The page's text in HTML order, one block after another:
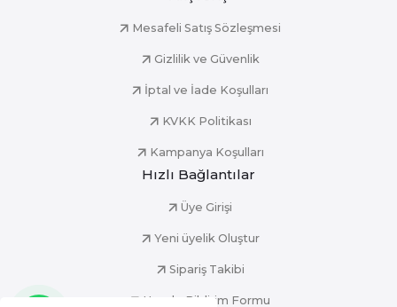
Mesafeli Satış Sözleşmesi
Gizlilik ve Güvenlik
İptal ve İade Koşulları
KVKK Politikası
Kampanya Koşulları
Hızlı Bağlantılar
Üye Girişi
Yeni üyelik Oluştur
Sipariş Takibi
Havale Bildirim Formu